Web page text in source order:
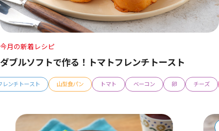
今月の新着レシピ
ダブルソフトで作る！トマトフレンチトースト
レンチトースト 山型食パン トマト ベーコン 卵 チーズ